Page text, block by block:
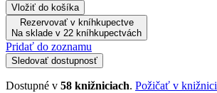
Vložiť do košíka
Rezervovať v kníhkupectve
Na sklade v 22 kníhkupectvách
Pridať do zoznamu
Sledovať dostupnosť
Dostupné v 58 knižniciach. Požičať v knižnici